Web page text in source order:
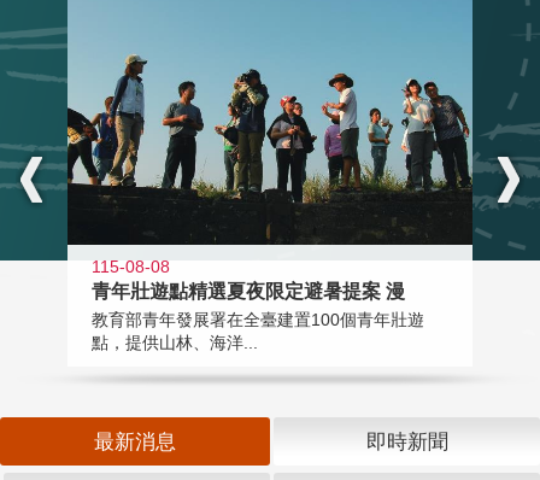
115-08-08
青年壯遊點精選夏夜限定避暑提案 漫
教育部青年發展署在全臺建置100個青年壯遊
點，提供山林、海洋...
最新消息 即時新聞